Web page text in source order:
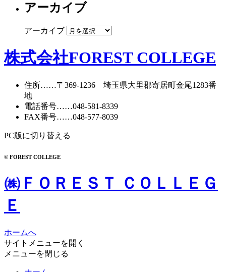
アーカイブ
アーカイブ
株式会社FOREST COLLEGE
住所……〒369-1236 埼玉県大里郡寄居町金尾1283番
地
電話番号……048-581-8339
FAX番号……048-577-8039
PC版に切り替える
© FOREST COLLEGE
㈱ＦＯＲＥＳＴ ＣＯＬＬＥＧ
Ｅ
ホームへ
サイトメニューを開く
メニューを閉じる